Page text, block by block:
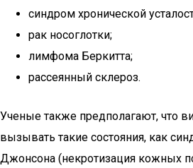
синдром хронической
рак носоглотки;
лимфома Беркитта;
рассеянный склероз.
Ученые также предполагают, что
вызывать такие состояния, как
Джонсона (некротизация кожных